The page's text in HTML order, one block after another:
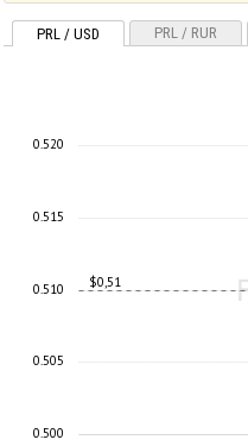
PRL / USD PRL / RUR
$0,51
0.500
0.505
0.510
0.515
0.520